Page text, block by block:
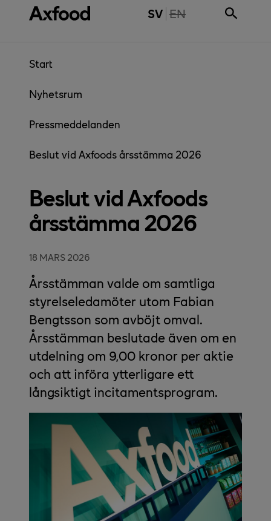
Gå direkt till innehåll SV THE PAGE IS NOT
EN
Start
Nyhetsrum
Pressmeddelanden
Beslut vid Axfoods årsstämma 2026
Beslut vid Axfoods
årsstämma 2026
18 MARS 2026
Årsstämman valde om samtliga
styrelseledamöter utom Fabian
Bengtsson som avböjt omval.
Årsstämman beslutade även om en
utdelning om 9,00 kronor per aktie
och att införa ytterligare ett
långsiktigt incitamentsprogram.